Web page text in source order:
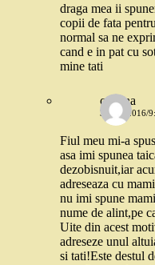
draga mea ii
copii de fata
normal sa ne
cand e in pat cu
mine tati
cristina
3 MAI 2016/
Fiul meu mi-a
asa imi spunea
dezobisnuit,iar
adreseaza cu
nu imi spune
nume de alint,pe
Uite din acest
adreseze unul
si tati!Este destul